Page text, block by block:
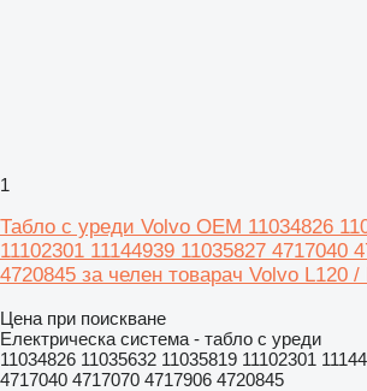
1
Табло с уреди Volvo OEM 11034826
11102301 11144939 11035827 4717040
4720845 за челен товарач Volvo L120
Цена при поискване
Електрическа система - табло с уреди
11034826 11035632 11035819 11102301
4717040 4717070 4717906 4720845